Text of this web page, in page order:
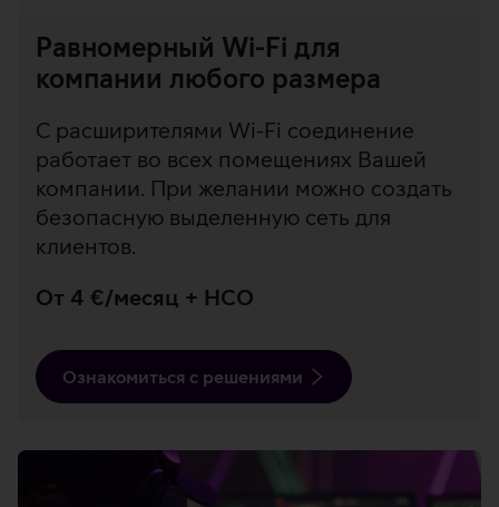
Равномерный Wi-Fi для
компании любого размера
С расширителями Wi-Fi соединение
работает во всех помещениях Вашей
компании. При желании можно создать
безопасную выделенную сеть для
клиентов.
От 4 €/месяц + НСО
Ознакомиться с решениями